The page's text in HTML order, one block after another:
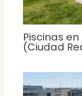
Piscinas
(Ciudad